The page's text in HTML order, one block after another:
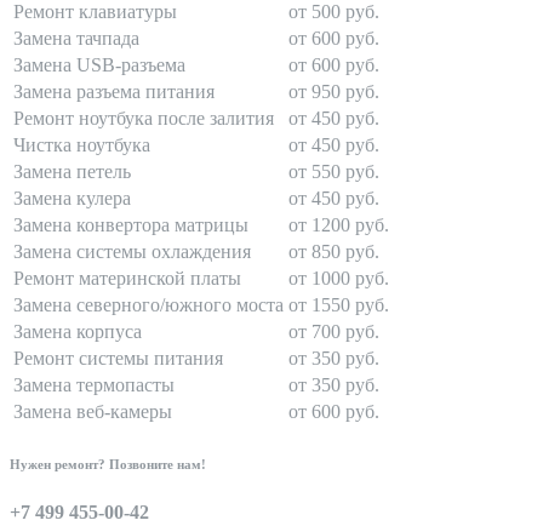
Ремонт клавиатуры
от 500 руб.
Замена тачпада
от 600 руб.
Замена USB-разъема
от 600 руб.
Замена разъема питания
от 950 руб.
Ремонт ноутбука после залития
от 450 руб.
Чистка ноутбука
от 450 руб.
Замена петель
от 550 руб.
Замена кулера
от 450 руб.
Замена конвертора матрицы
от 1200 руб.
Замена системы охлаждения
от 850 руб.
Ремонт материнской платы
от 1000 руб.
Замена северного/южного моста от 1550 руб.
Замена корпуса
от 700 руб.
Ремонт системы питания
от 350 руб.
Замена термопасты
от 350 руб.
Замена веб-камеры
от 600 руб.
Нужен ремонт? Позвоните нам!
+7 499 455-00-42